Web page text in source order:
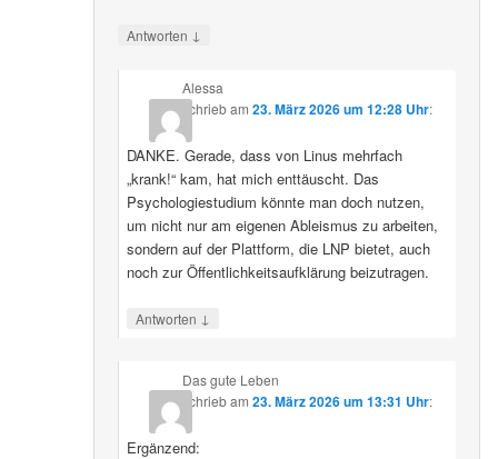
Antworten ↓
Alessa
schriebam 23. März 2026 um 12:28 Uhr:
DANKE. Gerade, dass von Linus mehrfach
„krank!“ kam, hat mich enttäuscht. Das
Psychologiestudium könnte man doch nutzen,
um nicht nur am eigenen Ableismus zu arbeiten,
sondern auf der Plattform, die LNP bietet, auch
noch zur Öffentlichkeitsaufklärung beizutragen.
Antworten ↓
Das gute Leben
schriebam 23. März 2026 um 13:31 Uhr:
Ergänzend: